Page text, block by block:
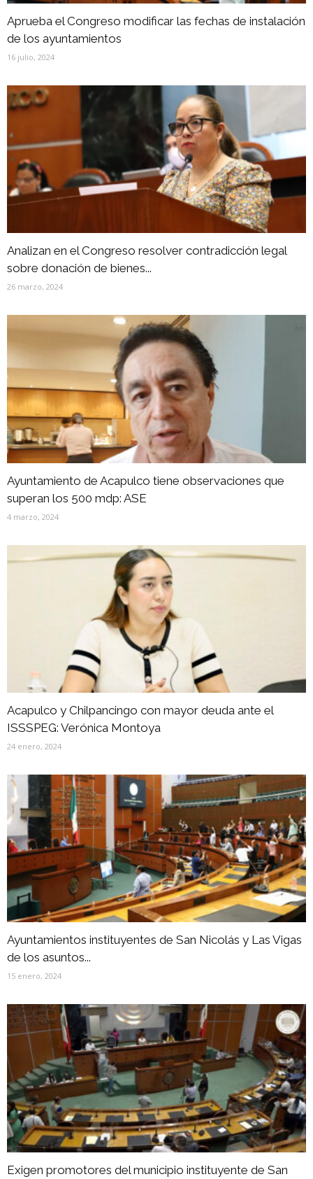
Aprueba el Congreso modificar las fechas de instalación
de los ayuntamientos
16 julio, 2024
Analizan en el Congreso resolver contradicción legal
sobre donación de bienes...
26 marzo, 2024
Ayuntamiento de Acapulco tiene observaciones que
superan los 500 mdp: ASE
4 marzo, 2024
Acapulco y Chilpancingo con mayor deuda ante el
ISSSPEG: Verónica Montoya
24 enero, 2024
Ayuntamientos instituyentes de San Nicolás y Las Vigas
de los asuntos...
15 enero, 2024
Exigen promotores del municipio instituyente de San